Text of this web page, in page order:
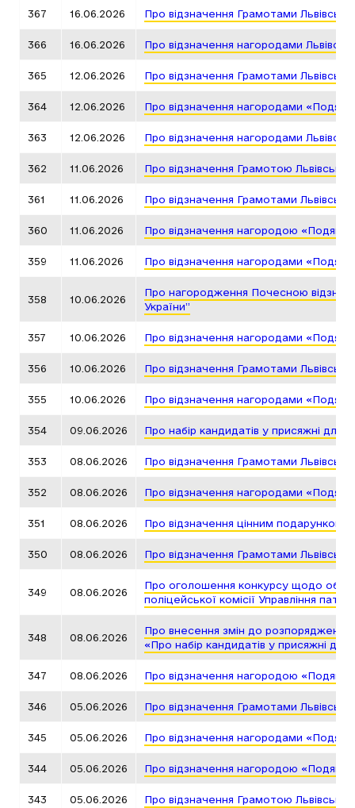
367 16.06.2026 Про відзначення Грамотами
366 16.06.2026 Про відзначення нагородами
365 12.06.2026 Про відзначення Грамотами
364 12.06.2026 Про відзначення нагородами «Подяка
363 12.06.2026 Про відзначення нагородами
362 11.06.2026 Про відзначення Грамотою
361 11.06.2026 Про відзначення Грамотами
360 11.06.2026 Про відзначення нагородою «Подяка
359 11.06.2026 Про відзначення нагородами «Подяка
358 10.06.2026
Про нагородження Почесною
України”
357 10.06.2026 Про відзначення нагородами «Подяка
356 10.06.2026 Про відзначення Грамотами
355 10.06.2026 Про відзначення нагородами «Подяка
354 09.06.2026 Про набір кандидатів у присяжні для
353 08.06.2026 Про відзначення Грамотами
352 08.06.2026 Про відзначення нагородами «Подяка
351 08.06.2026 Про відзначення цінним подарунком
350 08.06.2026 Про відзначення Грамотами
349 08.06.2026
Про оголошення конкурсу щодо
поліцейської комісії Управління
348 08.06.2026
Про внесення змін до розпорядження
«Про набір кандидатів у присяжні для
347 08.06.2026 Про відзначення нагородою «Подяка
346 05.06.2026 Про відзначення Грамотами
345 05.06.2026 Про відзначення нагородами «Подяка
344 05.06.2026 Про відзначення нагородою «Подяка
343 05.06.2026 Про відзначення Грамотою